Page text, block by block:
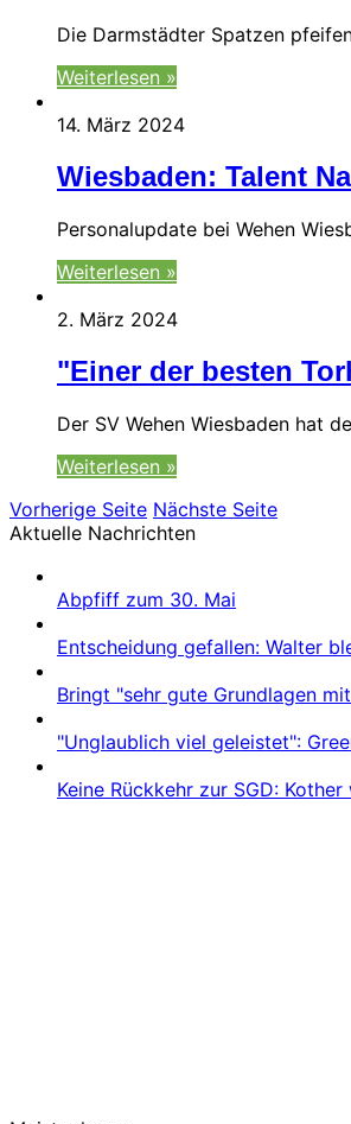
Die Darmstädter Spatzen
Weiterlesen »
14. März 2024
Wiesbaden: Talent
Personalupdate bei Wehen
Weiterlesen »
2. März 2024
"Einer der besten
Der SV Wehen Wiesbaden hat
Weiterlesen »
Vorherige Seite Nächste Seite
Aktuelle Nachrichten
Abpfiff zum 30. Mai
Entscheidung gefallen: Walter
Bringt "sehr gute Grundlagen
"Unglaublich viel geleistet":
Keine Rückkehr zur SGD: